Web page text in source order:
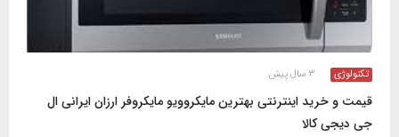
تکنولوژی ۳ سال پیش
قیمت و خرید اینترنتی بهترین مایکروویو مایکروفر ارزان ایرانی ال
جی دیجی کالا